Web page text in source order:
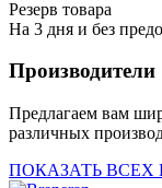
Резерв товара
На 3 дня и без
Производители
Предлагаем вам
различных
ПОКАЗАТЬ ВСЕХ